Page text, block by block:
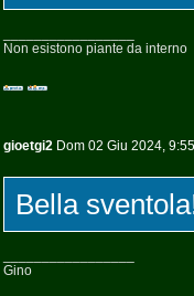
Non esistono piante da interno
gioetgi2 Dom 02 Giu 2024, 9:55
Bella
Gino